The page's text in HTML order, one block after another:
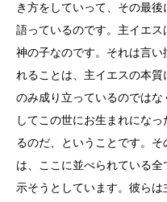
き方をしていって、その最
語っているのです。主イエ
神の子なのです。それは言
れることは、主イエスの本
のみ成り立っているのでは
してこの世にお生まれにな
るのだ、ということです。
は、ここに並べられている
示そうとしています。彼ら